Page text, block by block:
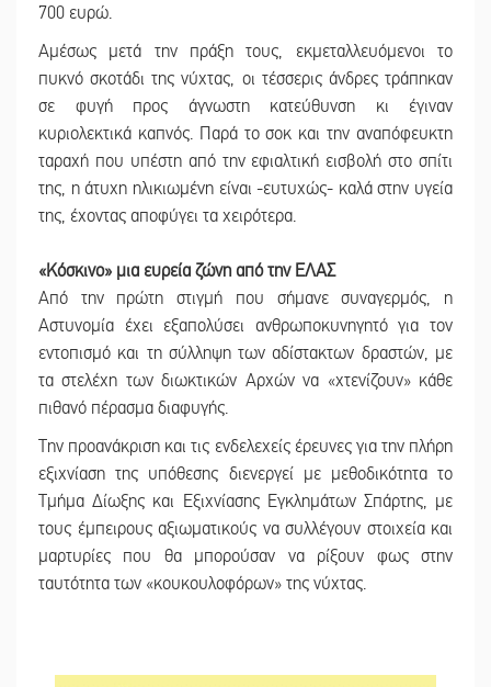
700 ευρώ.
Αμέσως μετά την πράξη τους, εκμεταλλευόμενοι το
πυκνό σκοτάδι της νύχτας, οι τέσσερις άνδρες τράπηκαν
σε φυγή προς άγνωστη κατεύθυνση κι έγιναν
κυριολεκτικά καπνός. Παρά το σοκ και την αναπόφευκτη
ταραχή που υπέστη από την εφιαλτική εισβολή στο σπίτι
της, η άτυχη ηλικιωμένη είναι -ευτυχώς- καλά στην υγεία
της, έχοντας αποφύγει τα χειρότερα.
«Κόσκινο» μια ευρεία ζώνη από την ΕΛΑΣ
Από την πρώτη στιγμή που σήμανε συναγερμός, η
Αστυνομία έχει εξαπολύσει ανθρωποκυνηγητό για τον
εντοπισμό και τη σύλληψη των αδίστακτων δραστών, με
τα στελέχη των διωκτικών Αρχών να «χτενίζουν» κάθε
πιθανό πέρασμα διαφυγής.
Την προανάκριση και τις ενδελεχείς έρευνες για την πλήρη
εξιχνίαση της υπόθεσης διενεργεί με μεθοδικότητα το
Τμήμα Δίωξης και Εξιχνίασης Εγκλημάτων Σπάρτης, με
τους έμπειρους αξιωματικούς να συλλέγουν στοιχεία και
μαρτυρίες που θα μπορούσαν να ρίξουν φως στην
ταυτότητα των «κουκουλοφόρων» της νύχτας.